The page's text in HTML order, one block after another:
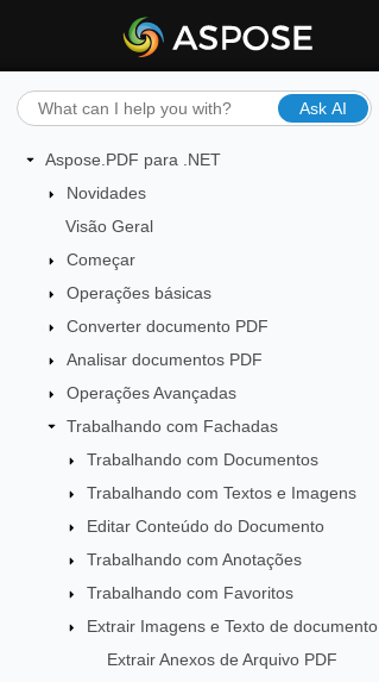
Ask AI
Aspose.PDF para .NET
Novidades
Visão Geral
Começar
Operações básicas
Converter documento PDF
Analisar documentos PDF
Operações Avançadas
Trabalhando com Fachadas
Trabalhando com Documentos
Trabalhando com Textos e Imagens
Editar Conteúdo do Documento
Trabalhando com Anotações
Trabalhando com Favoritos
Extrair Imagens e Texto de documento
Extrair Anexos de Arquivo PDF